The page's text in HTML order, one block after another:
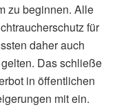
zu beginnen. Alle
für
daher auch
Das schließe
in öffentlichen
mit ein.